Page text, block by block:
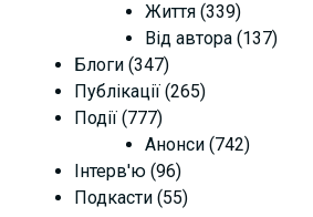
Життя (339)
Від автора (137)
Блоги (347)
Публікації (265)
Події (777)
Анонси (742)
Інтерв'ю (96)
Подкасти (55)